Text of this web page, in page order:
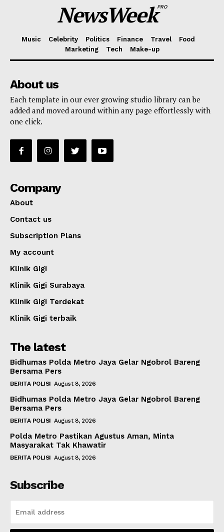
NewsWeekPRO
Music Celebrity Politics Finance Travel
Food
Marketing
Tech Make-up
About us
Each template in our ever growing studio library can be
added and moved around within any page effortlessly with
one click.
Company
About
Contact us
Subscription Plans
My account
Klinik Gigi
Klinik Gigi Surabaya
Klinik Gigi Terdekat
Klinik Gigi terbaik
The latest
Bidhumas Polda Metro Jaya Gelar Ngobrol Bareng
Bersama Pers
BERITA POLISI August 8, 2026
Bidhumas Polda Metro Jaya Gelar Ngobrol Bareng
Bersama Pers
BERITA POLISI August 8, 2026
Polda Metro Pastikan Agustus Aman, Minta
Masyarakat Tak Khawatir
BERITA POLISI August 8, 2026
Subscribe